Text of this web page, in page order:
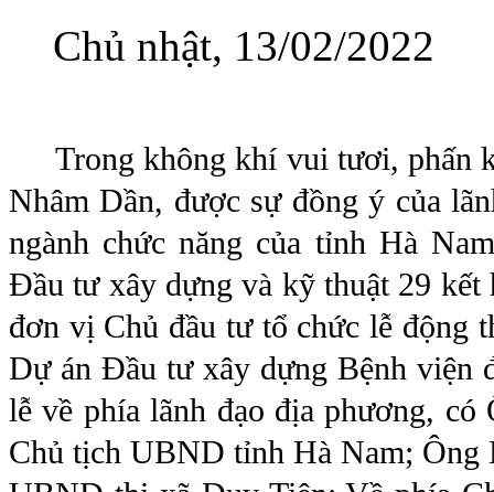
Chủ nhật, 13/02/2022
Trong không khí vui tươi, phấn
Nhâm Dần, được sự đồng ý của
ngành chức năng của tỉnh Hà
Đầu tư xây dựng và kỹ thuật 29
đơn vị Chủ đầu tư tổ chức lễ động
Dự án Đầu tư xây dựng Bệnh viện
lễ về phía lãnh đạo địa phương,
Chủ tịch UBND tỉnh Hà Nam;